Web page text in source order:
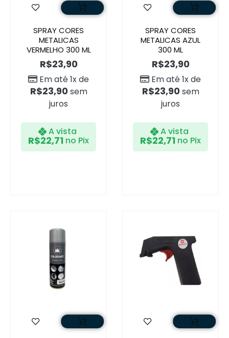
SPRAY CORES
METALICAS
VERMELHO 300 ML
R$23,90
Em até 1x de
R$23,90 sem
juros
A vista
R$22,71 no Pix
SPRAY CORES
METALICAS AZUL
300 ML
R$23,90
Em até 1x de
R$23,90 sem
juros
A vista
R$22,71 no Pix